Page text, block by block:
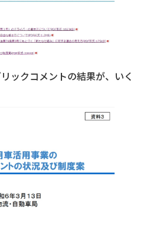
ックコメントの結果が、いく